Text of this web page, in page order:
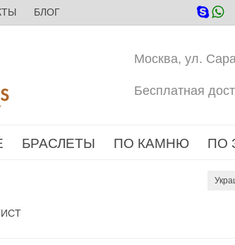
БЛОГ
Москва, ул.
Бесплатная
БРАСЛЕТЫ ПО КАМНЮ ПО